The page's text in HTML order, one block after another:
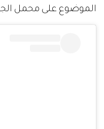
الموضوع على محمل